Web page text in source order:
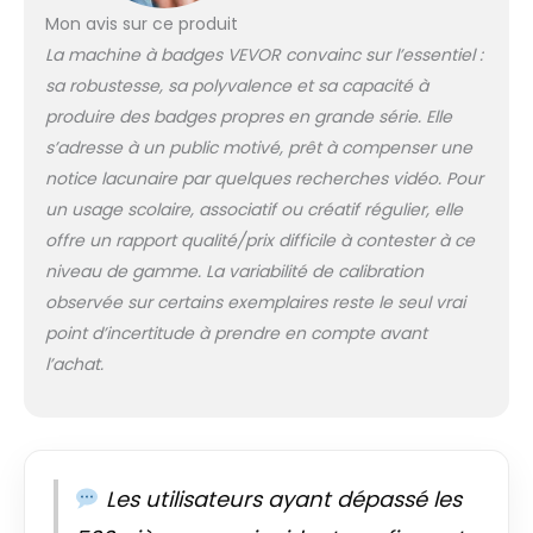
d'accessoires pour
badges de 58 mm,
hexagonales, 2 x
rondelles, 1 x
manuel. De plus,
vous recevrez un
"Livre Magique de M.
Panda" unique avec
de nombreux
motifs de pandas.
Fabriqué avec des
haute qualité, la
surface est
Mon avis sur ce produit
La machine à badges VEVOR convainc sur l’essentiel :
sa robustesse, sa polyvalence et sa capacité à
produire des badges propres en grande série. Elle
s’adresse à un public motivé, prêt à compenser une
notice lacunaire par quelques recherches vidéo. Pour
un usage scolaire, associatif ou créatif régulier, elle
offre un rapport qualité/prix difficile à contester à ce
niveau de gamme. La variabilité de calibration
observée sur certains exemplaires reste le seul vrai
point d’incertitude à prendre en compte avant
l’achat.
Les utilisateurs ayant dépassé les